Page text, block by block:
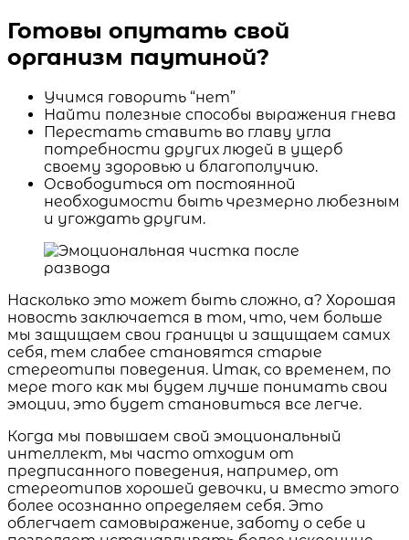
Готовы опутать свой
организм паутиной?
Учимся говорить “нет”
Найти полезные способы выражения гнева
Перестать ставить во главу угла
потребности других людей в ущерб
своему здоровью и благополучию.
Освободиться от постоянной
необходимости быть чрезмерно любезным
и угождать другим.
Насколько это может быть сложно, а? Хорошая
новость заключается в том, что, чем больше
мы защищаем свои границы и защищаем самих
себя, тем слабее становятся старые
стереотипы поведения. Итак, со временем, по
мере того как мы будем лучше понимать свои
эмоции, это будет становиться все легче.
Когда мы повышаем свой эмоциональный
интеллект, мы часто отходим от
предписанного поведения, например, от
стереотипов хорошей девочки, и вместо этого
более осознанно определяем себя. Это
облегчает самовыражение, заботу о себе и